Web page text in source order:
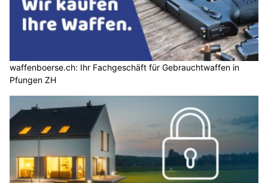
waffenboerse.ch: Ihr Fachgeschäft für Gebrauchtwaffen in
Pfungen ZH